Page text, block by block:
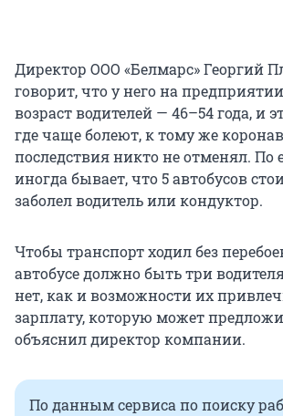
Директор ООО «Белмарс» Георгий
говорит, что у него на
возраст водителей — 46–54 года, и
где чаще болеют, к тому же
последствия никто не отменял. По
иногда бывает, что 5 автобусов
заболел водитель или кондуктор.
Чтобы транспорт ходил без
автобусе должно быть три
нет, как и возможности их
зарплату, которую может
объяснил директор компании.
По данным сервиса по поиску